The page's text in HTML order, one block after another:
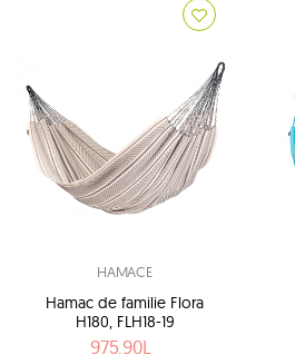
HAMACE
Hamac de familie Flora
H180, FLH18-19
975.90L